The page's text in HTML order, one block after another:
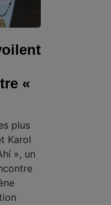
«
plus
Karol
», un